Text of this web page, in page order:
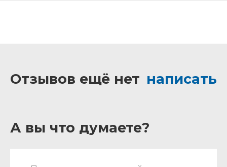
Отзывов ещё нет написать
А вы что думаете?